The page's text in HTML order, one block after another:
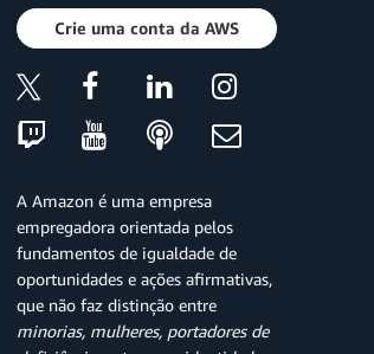
Crie uma conta da AWS
A Amazon é uma empresa
empregadora orientada pelos
fundamentos de igualdade de
oportunidades e ações afirmativas,
que não faz distinção entre
minorias, mulheres, portadores de